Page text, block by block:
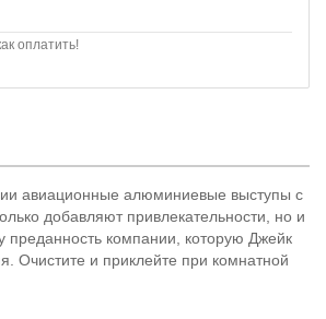
оплатить!
авиационные алюминиевые выступы с
добавляют привлекательности, но и
преданность компании, которую Джейк
Очистите и приклейте при комнатной